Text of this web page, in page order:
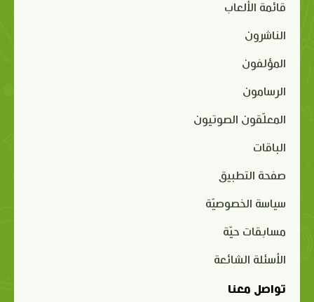
قائمة الألعاب
الناشرون
المؤلفون
الرسامون
المعلّقون الصوتيون
الباقات
صفحة التطبيق
سياسة الخصوصيّة
مسابقات حيّة
الأسئلة الشائعة
تواصل معنا